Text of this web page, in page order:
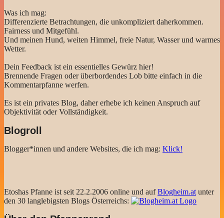
Was ich mag:
Differenzierte Betrachtungen, die unkompliziert daherkommen.
Fairness und Mitgefühl.
Und meinen Hund, weiten Himmel, freie Natur, Wasser und warmes
Wetter.
Dein Feedback ist ein essentielles Gewürz hier!
Brennende Fragen oder überbordendes Lob bitte einfach in die
Kommentarpfanne werfen.
Es ist ein privates Blog, daher erhebe ich keinen Anspruch auf
Objektivität oder Vollständigkeit.
Blogroll
Blogger*innen und andere Websites, die ich mag: Klick!
Etoshas Pfanne ist seit 22.2.2006 online und aufBlogheim.at unter
den 30 langlebigsten Blogs Österreichs: